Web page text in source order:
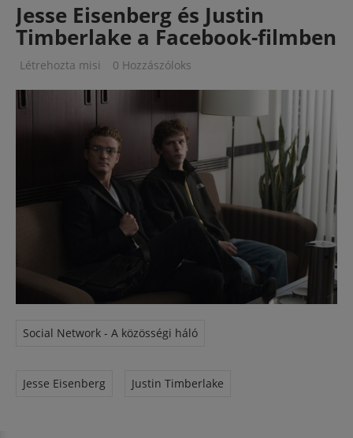
Jesse Eisenberg és Justin
Timberlake a Facebook-filmben
Létrehozta misi 0 Hozzászóloks
Social Network - A közösségi háló
Jesse Eisenberg Justin Timberlake